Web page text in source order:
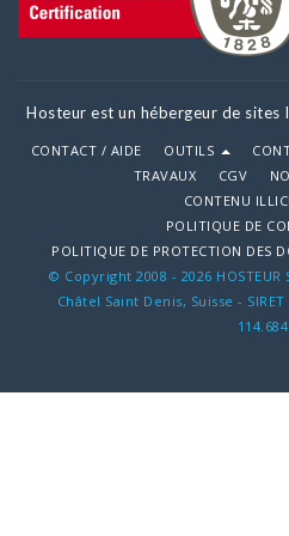
Hosteur est un hébergeur de sites
CONTACT / AIDE OUTILS
TRAVAUX
CGV
CONTENU
POLITIQUE DE
POLITIQUE DE PROTECTION DES
© Copyright 2008 - 2026
Châtel Saint Denis, Suisse -